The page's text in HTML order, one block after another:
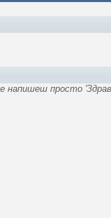
напишеш просто